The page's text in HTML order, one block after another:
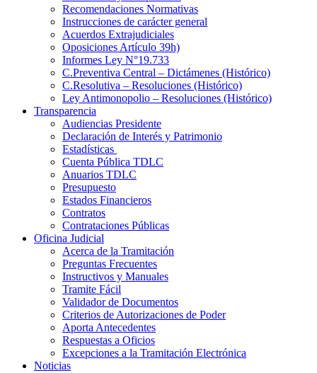
Recomendaciones Normativas
Instrucciones de carácter general
Acuerdos Extrajudiciales
Oposiciones Artículo 39h)
Informes Ley N°19.733
C.Preventiva Central – Dictámenes (Histórico)
C.Resolutiva – Resoluciones (Histórico)
Ley Antimonopolio – Resoluciones (Histórico)
Transparencia
Audiencias Presidente
Declaración de Interés y Patrimonio
Estadísticas
Cuenta Pública TDLC
Anuarios TDLC
Presupuesto
Estados Financieros
Contratos
Contrataciones Públicas
Oficina Judicial
Acerca de la Tramitación
Preguntas Frecuentes
Instructivos y Manuales
Tramite Fácil
Validador de Documentos
Criterios de Autorizaciones de Poder
Aporta Antecedentes
Respuestas a Oficios
Excepciones a la Tramitación Electrónica
Noticias